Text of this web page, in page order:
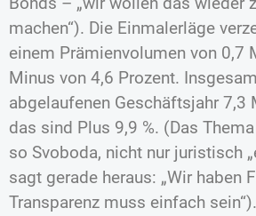
machen“). Die Einmalerläge
einem Prämienvolumen von 0,7
Minus von 4,6 Prozent.
abgelaufenen Geschäftsjahr 7,3
das sind Plus 9,9 %. (Das
so Svoboda, nicht nur juristisch
sagt gerade heraus: „Wir haben
Transparenz muss einfach sein“).